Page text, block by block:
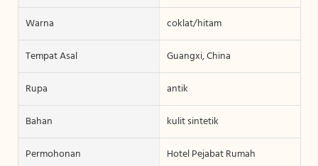
Warna
coklat/hitam
Tempat Asal
Guangxi, China
Rupa
antik
Bahan
kulit sintetik
Permohonan
Hotel Pejabat Rumah